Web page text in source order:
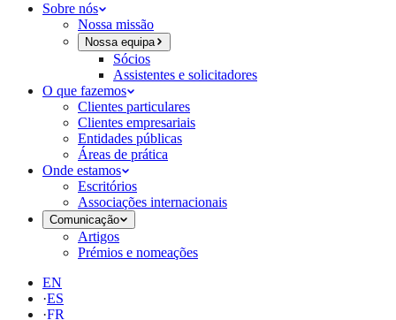
Sobre nós
Nossa missão
Nossa equipa
Sócios
Assistentes e solicitadores
O que fazemos
Clientes particulares
Clientes empresariais
Entidades públicas
Áreas de prática
Onde estamos
Escritórios
Associações internacionais
Comunicação
Artigos
Prémios e nomeações
EN
·ES
·FR